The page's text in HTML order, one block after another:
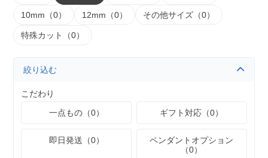
10mm（0） 12mm（0） その他サイズ（0）
特殊カット（0）
絞り込む
こだわり
一点もの（0）
ギフト対応（0）
即日発送（0）
ペンダントオプション
（0）